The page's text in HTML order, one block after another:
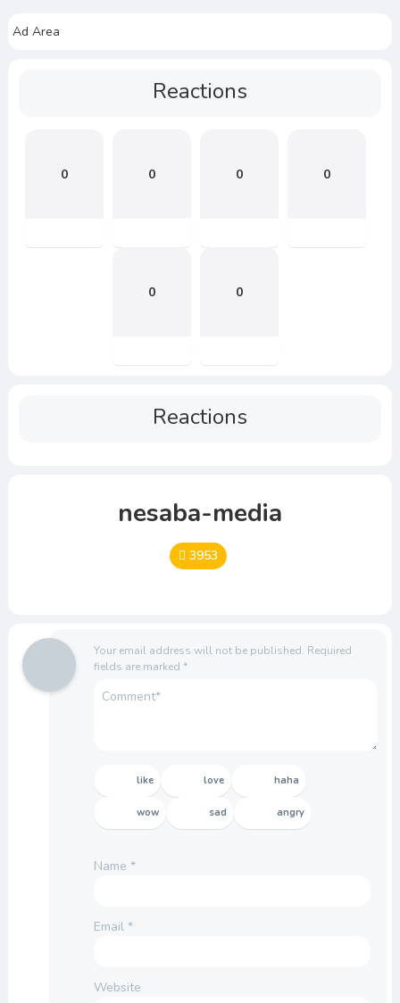
Ad Area
Reactions
0 0 0 0
0 0
Reactions
nesaba-media
3953
Your email address will not be published. Required
fields are marked *
like love haha
wow sad angry
Name *
Email *
Website